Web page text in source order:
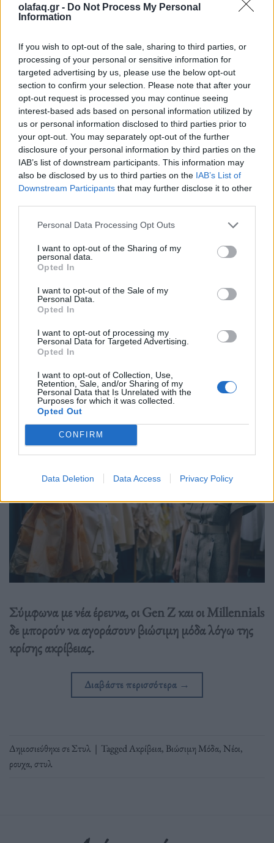
olafaq.gr - Do Not Process My Personal
Information
If you wish to opt-out of the sale, sharing to third parties, or
processing of your personal or sensitive information for
targeted advertising by us, please use the below opt-out
section to confirm your selection. Please note that after your
opt-out request is processed you may continue seeing
interest-based ads based on personal information utilized by
us or personal information disclosed to third parties prior to
your opt-out. You may separately opt-out of the further
disclosure of your personal information by third parties on the
IAB’s list of downstream participants. This information may
also be disclosed by us to third parties on the IAB’s List of
Downstream Participants that may further disclose it to other
Personal Data Processing Opt Outs
I want to opt-out of the Sharing of my
personal data.
Opted In
I want to opt-out of the Sale of my
Personal Data.
Opted In
I want to opt-out of processing my
Personal Data for Targeted Advertising.
Opted In
I want to opt-out of Collection, Use,
Retention, Sale, and/or Sharing of my
Personal Data that Is Unrelated with the
Purposes for which it was collected.
Opted Out
CONFIRM
Data Deletion Data Access Privacy Policy
Δημοσιεύθηκε σεΤάσεις|TaggedDe-influencing,Influencers
Βιώσιμη Μόδα,Βιωσιμότητα,Κλιματική Κρίση
Τρόπος Ζωής
Η βιώσιμη μόδα δεν είναι προσιτή στους νέους
Σύμφωνα με νέα έρευνα, οι Gen Z και οι
Millennials δε μπορούν να αγοράσουν
βιώσιμη μόδα λόγω της κρίσης ακρίβειας.
25.04.2023
Σύμφωνα με νέα έρευνα, οι Gen Z και οι Millennials
δε μπορούν να αγοράσουν βιώσιμη μόδα λόγω της
κρίσης ακρίβειας.
Διαβάστε περισσότερα →
Δημοσιεύθηκε σεΣτυλ | TaggedΑκρίβεια, Βιώσιμη Μόδα, Νέοι,
ρουχα,στυλ